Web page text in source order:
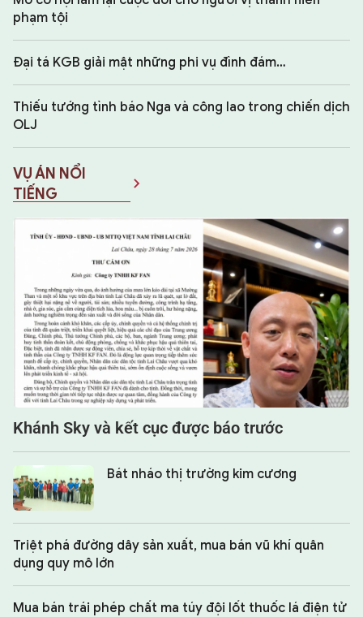
phạm tội
Đại tá KGB giải mật những phi vụ đình đám…
Thiếu tướng tình báo Nga và công lao trong chiến dịch
OLJ
VỤ ÁN NỔI
TIẾNG
Khánh Sky và kết cục được báo trước
Bát nháo thị trường kim cương
Triệt phá đường dây sản xuất, mua bán vũ khí quân
dụng quy mô lớn
Mua bán trái phép chất ma túy đội lốt thuốc lá điện tử